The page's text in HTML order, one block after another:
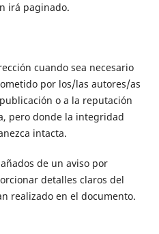
irá paginado.
cuando sea necesario
por los/las autores/as
o a la reputación
pero donde la integridad
intacta.
de un aviso por
detalles claros del
realizado en el documento.